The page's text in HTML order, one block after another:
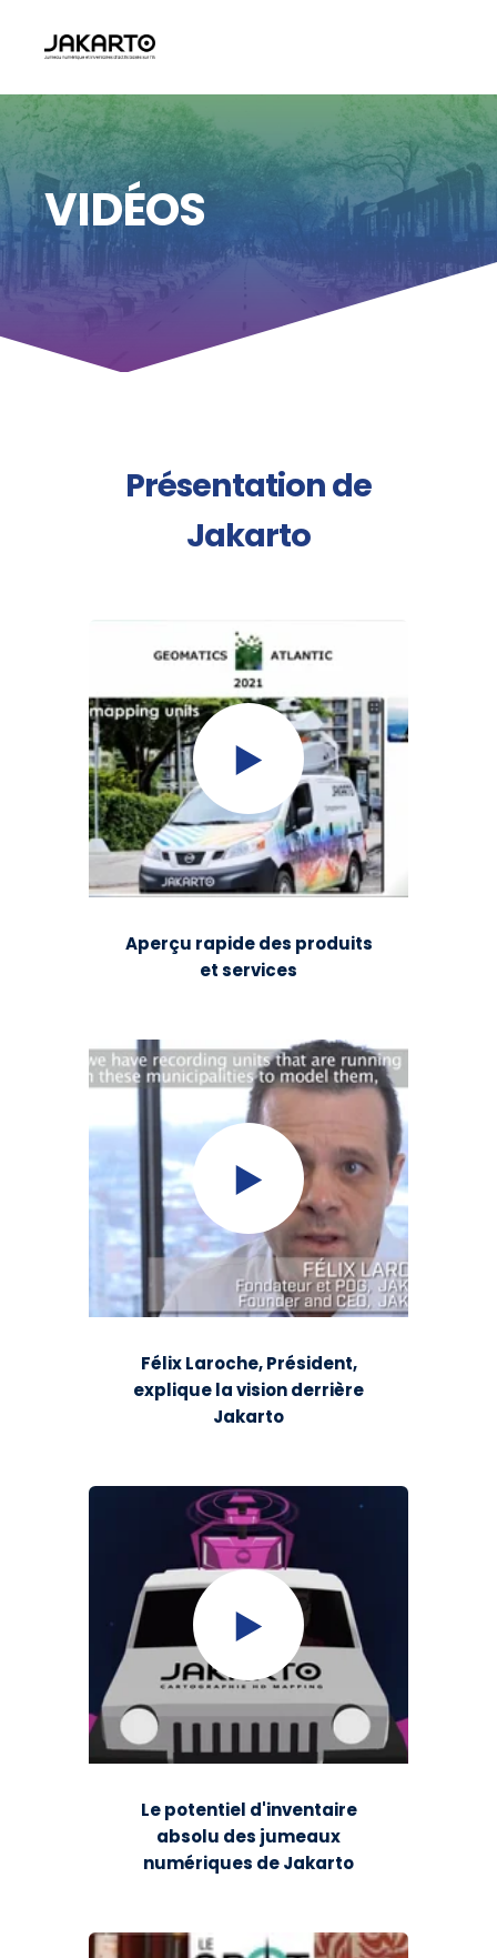
VIDÉOS
Présentation de
Jakarto
Aperçu rapide des produits
et services
Félix Laroche, Président,
explique la vision derrière
Jakarto
Le potentiel d'inventaire
absolu des jumeaux
numériques de Jakarto